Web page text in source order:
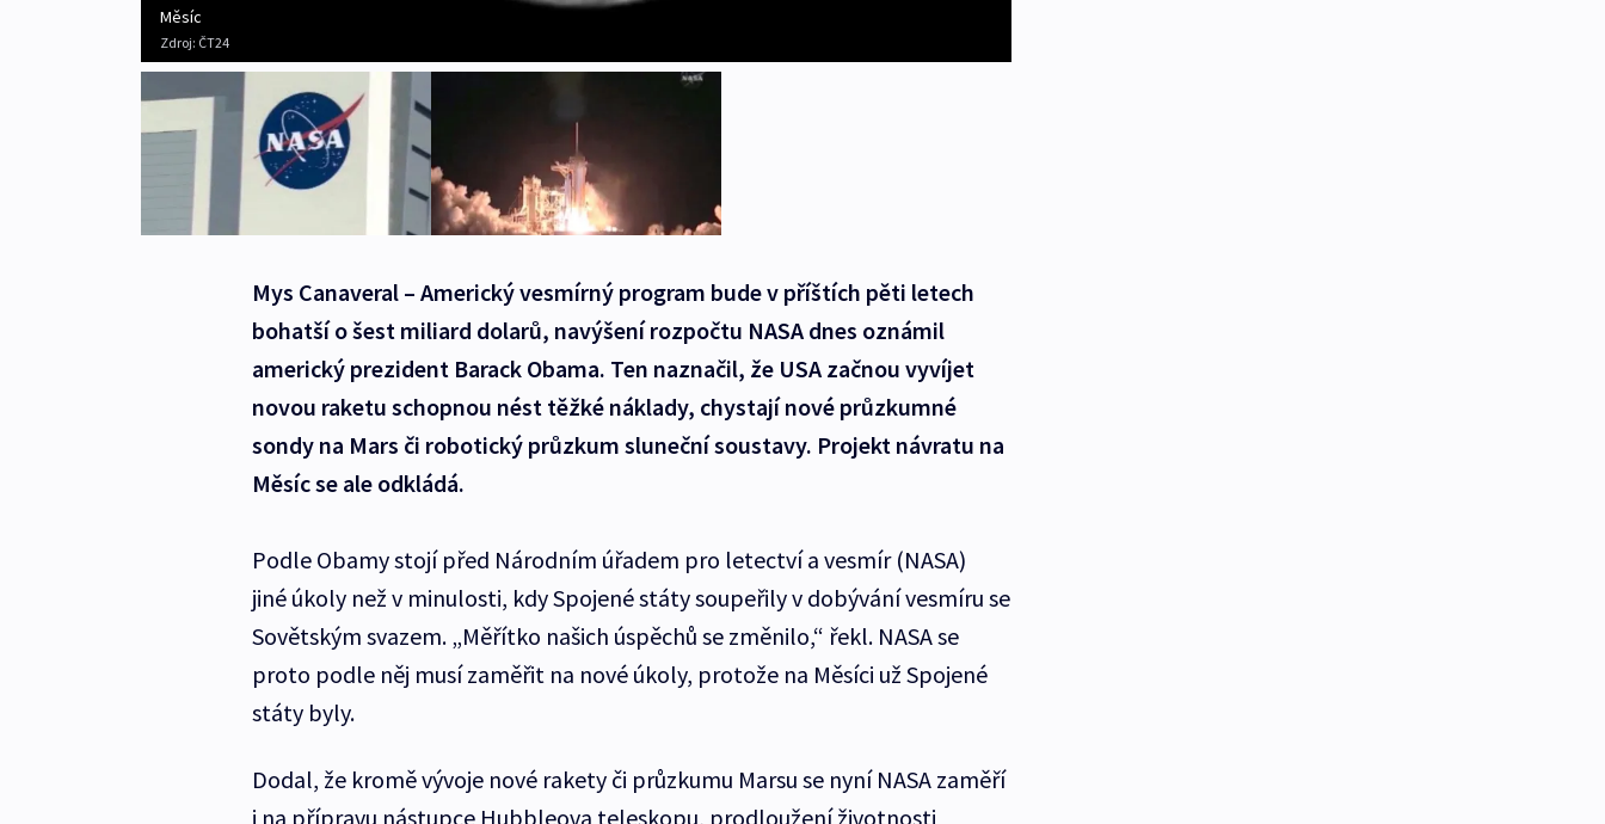
Měsíc
Zdroj: ČT24
Mys Canaveral – Americký vesmírný program bude v příštích pěti letech
bohatší o šest miliard dolarů, navýšení rozpočtu NASA dnes oznámil
americký prezident Barack Obama. Ten naznačil, že USA začnou vyvíjet
novou raketu schopnou nést těžké náklady, chystají nové průzkumné
sondy na Mars či robotický průzkum sluneční soustavy. Projekt návratu na
Měsíc se ale odkládá.
Podle Obamy stojí před Národním úřadem pro letectví a vesmír (NASA)
jiné úkoly než v minulosti, kdy Spojené státy soupeřily v dobývání vesmíru se
Sovětským svazem. „Měřítko našich úspěchů se změnilo,“ řekl. NASA se
proto podle něj musí zaměřit na nové úkoly, protože na Měsíci už Spojené
státy byly.
Dodal, že kromě vývoje nové rakety či průzkumu Marsu se nyní NASA zaměří
i na přípravu nástupce Hubbleova teleskopu, prodloužení životnosti